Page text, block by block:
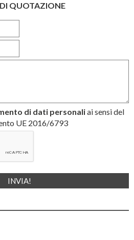
QUOTAZIONE
di dati personaliai sensi del
UE 2016/6793